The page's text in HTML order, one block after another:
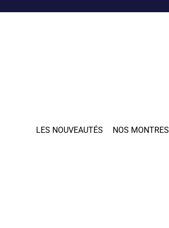
LES NOUVEAUTÉS NOS MONTRES